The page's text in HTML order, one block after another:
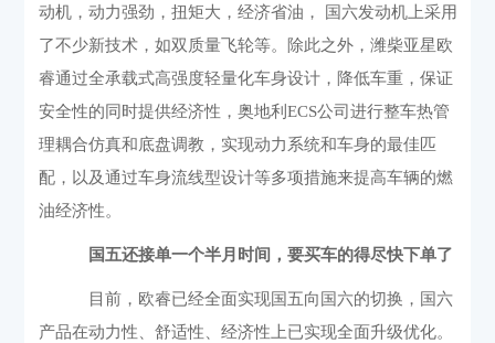
动机，动力强劲，扭矩大，经济省油， 国六发动机上采用
了不少新技术，如双质量飞轮等。除此之外，潍柴亚星欧
睿通过全承载式高强度轻量化车身设计，降低车重，保证
安全性的同时提供经济性，奥地利 ECS公司进行整车热管
理耦合仿真和底盘调教，实现动力系统和车身的最佳匹
配，以及通过车身流线型设计等多项措施来提高车辆的燃
油经济性。
国五还接单一个半月时间，要买车的得尽快下单了
目前，欧睿已经全面实现国五向国六的切换，国六
产品在动力性、舒适性、经济性上已实现全面升级优化。